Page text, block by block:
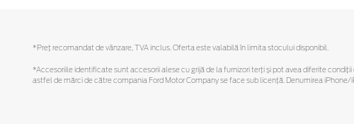
*Preţ recomandat de vânzare, TVA inclus. Oferta este valabilă în limita stocului disponibil.
*Accesoriile identificate sunt accesorii alese cu grijă de la furnizori terți și pot avea diferite
astfel de mărci de către compania Ford Motor Company se face sub licență. Denumirea